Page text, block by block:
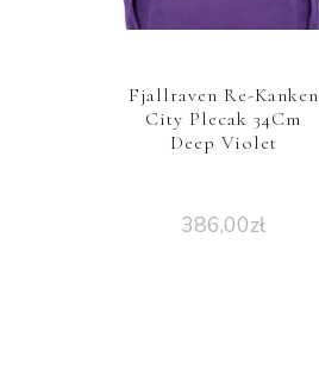
Fjallraven Re-Kanken
City Plecak 34Cm
Deep Violet
386,00zł